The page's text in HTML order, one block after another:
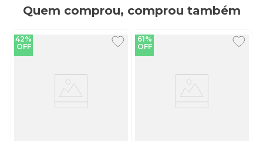
Quem comprou, comprou também
42%
OFF
61%
OFF